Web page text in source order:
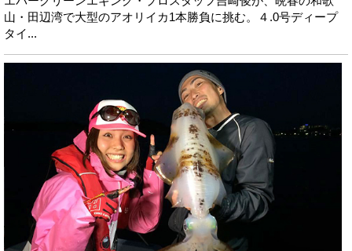
山・田辺湾で大型のアオリイカ1本勝負に挑む。４.0号ディープ
タイ...